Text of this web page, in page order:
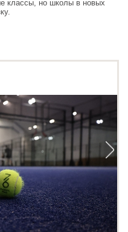
классы, но школы в новых